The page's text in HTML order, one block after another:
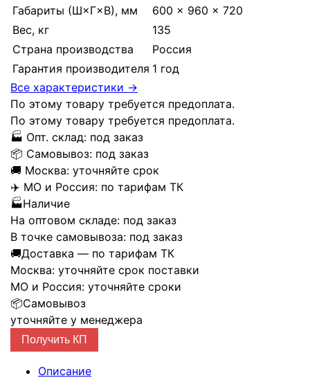
Габариты (Ш×Г×В), мм
600 × 960 × 720
Вес, кг
135
Страна производства
Россия
Гарантия производителя 1 год
Все характеристики →
По этому товару требуется предоплата.
По этому товару требуется предоплата.
🏭 Опт. склад: под заказ
📦 Самовывоз: под заказ
🚚 Москва: уточняйте срок
✈️ МО и Россия: по тарифам ТК
🏭Наличие
На оптовом складе: под заказ
В точке самовывоза: под заказ
🚚Доставка — по тарифам ТК
Москва: уточняйте срок поставки
МО и Россия: уточняйте сроки
📦Самовывоз
уточняйте у менеджера
Получить КП
Описание